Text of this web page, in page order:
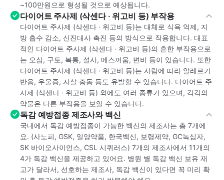
~100만원으로 형성될 것으로 예상됩니다.
다이어트 주사제 (삭센다 · 위고비 등) 부작용
다이어트 주사제 (삭센다 · 위고비 등)는 대체로 식욕 억제, 지
방 흡수 감소, 신진대사 촉진 등의 방식으로 작용합니다. 대표
적인 다이어트 주사제 (삭센다 · 위고비 등)의 흔한 부작용으로
는 오심, 구토, 복통, 설사, 메스꺼움, 변비 등이 있습니다. 또한
다이어트 주사제 (삭센다 · 위고비 등)는 사람에 따라 알레르기
반응, 우울증, 자살 충동 등도 유발할 수 있습니다. 다이어트 주
사제 (삭센다 · 위고비 등) 외에도 여러 종류가 있으며, 각각의
약물은 다른 부작용을 보일 수 있습니다.
독감 예방접종 제조사와 백신
국내에서 독감 예방접종이 가능한 백신의 제조사는 총 7개에
요. (사노피, GSK, 일양약품, 한국백신, 보령제약, GC녹십자,
SK 바이오사이언스, CSL 시퀴러스) 7개의 제조사에서 11개의
4가 독감 백신을 제공하고 있어요. 병원 별 독감 백신 보유 재
고가 달라서, 선호하는 제조사, 독감 백신이 있다면 꼭 미리 확